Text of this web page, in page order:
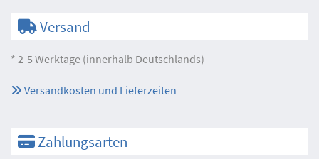
Versand
* 2-5 Werktage (innerhalb Deutschlands)
Versandkosten und Lieferzeiten
Zahlungsarten